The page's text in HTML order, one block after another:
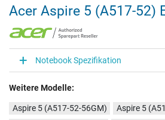
Acer Aspire 5 (A517-52)
Notebook Spezifikation
Weitere Modelle:
Aspire 5 (A517-52-56GM)
Aspire 5